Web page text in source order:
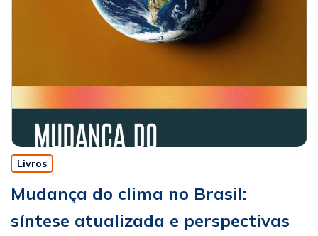
Livros
Mudança do clima no Brasil:
síntese atualizada e perspectivas